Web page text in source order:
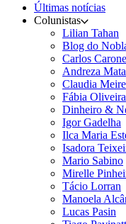
Últimas notícias
Colunistas
Lilian Tahan
Blog do
Carlos Carone
Andreza
Claudia
Fábia Oliveira
Dinheiro &
Igor Gadelha
Ilca Maria
Isadora
Mario Sabino
Mirelle
Tácio Lorran
Manoela
Lucas Pasin